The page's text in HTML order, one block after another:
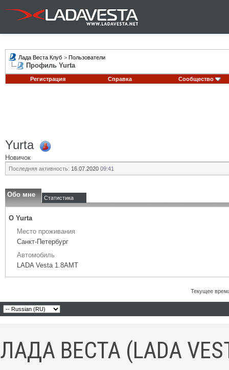
Лада Веста Клуб > Пользователи
Профиль Yurta
Регистрация Справка Сообщество
Yurta
Новичок
Последняя активность: 16.07.2020 09:41
Обо мне Статистика
О Yurta
Место проживания
Санкт-Петербург
Автомобиль
LADA Vesta 1.8AMT
Текущее
ЛАДА ВЕСТА (LADA